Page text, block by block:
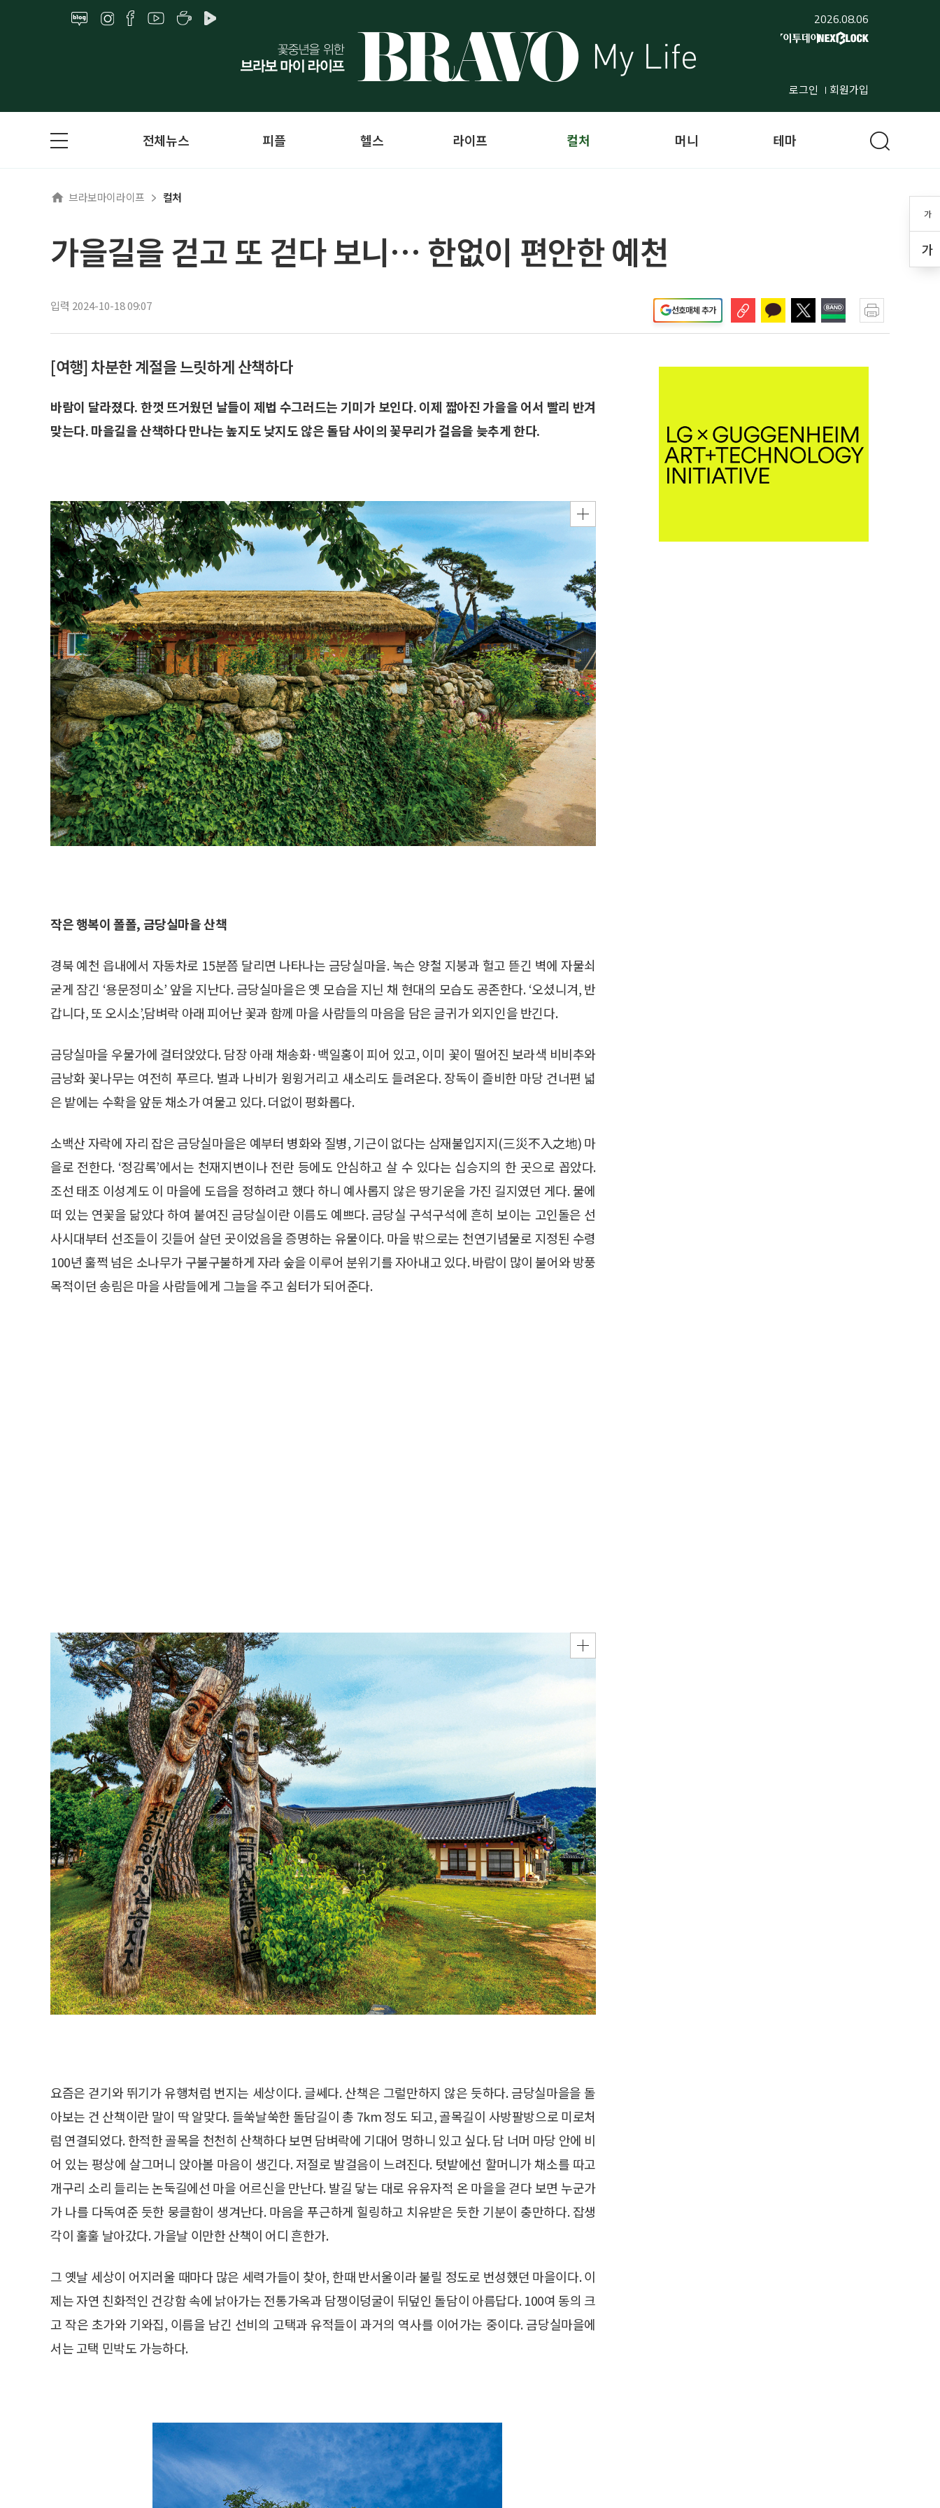
2026.08.06
로그인 회원가입
가
가
전체뉴스 피플 헬스 라이프 컬처 머니 테마
브라보마이라이프 컬처
가을길을 걷고 또 걷다 보니… 한없이 편안한 예천
입력 2024-10-18 09:07 선호매체 추가
[여행] 차분한 계절을 느릿하게 산책하다
바람이 달라졌다. 한껏 뜨거웠던 날들이 제법 수그러드는 기미가 보인다. 이제 짧아진 가을을 어서 빨리 반겨
맞는다. 마을길을 산책하다 만나는 높지도 낮지도 않은 돌담 사이의 꽃무리가 걸음을 늦추게 한다.
작은 행복이 폴폴, 금당실마을 산책
경북 예천 읍내에서 자동차로 15분쯤 달리면 나타나는 금당실마을. 녹슨 양철 지붕과 헐고 뜯긴 벽에 자물쇠
굳게 잠긴 ‘용문정미소’ 앞을 지난다. 금당실마을은 옛 모습을 지닌 채 현대의 모습도 공존한다. ‘오셨니겨, 반
갑니다, 또 오시소’,담벼락 아래 피어난 꽃과 함께 마을 사람들의 마음을 담은 글귀가 외지인을 반긴다.
금당실마을 우물가에 걸터앉았다. 담장 아래 채송화·백일홍이 피어 있고, 이미 꽃이 떨어진 보라색 비비추와
금낭화 꽃나무는 여전히 푸르다. 벌과 나비가 윙윙거리고 새소리도 들려온다. 장독이 즐비한 마당 건너편 넓
은 밭에는 수확을 앞둔 채소가 여물고 있다. 더없이 평화롭다.
소백산 자락에 자리 잡은 금당실마을은 예부터 병화와 질병, 기근이 없다는 삼재불입지지(三災不入之地) 마
을로 전한다. ‘정감록’에서는 천재지변이나 전란 등에도 안심하고 살 수 있다는 십승지의 한 곳으로 꼽았다.
조선 태조 이성계도 이 마을에 도읍을 정하려고 했다 하니 예사롭지 않은 땅기운을 가진 길지였던 게다. 물에
떠 있는 연꽃을 닮았다 하여 붙여진 금당실이란 이름도 예쁘다. 금당실 구석구석에 흔히 보이는 고인돌은 선
사시대부터 선조들이 깃들어 살던 곳이었음을 증명하는 유물이다. 마을 밖으로는 천연기념물로 지정된 수령
100년 훌쩍 넘은 소나무가 구불구불하게 자라 숲을 이루어 분위기를 자아내고 있다. 바람이 많이 불어와 방풍
목적이던 송림은 마을 사람들에게 그늘을 주고 쉼터가 되어준다.
요즘은 걷기와 뛰기가 유행처럼 번지는 세상이다. 글쎄다. 산책은 그럴만하지 않은 듯하다. 금당실마을을 돌
아보는 건 산책이란 말이 딱 알맞다. 들쑥날쑥한 돌담길이 총 7km 정도 되고, 골목길이 사방팔방으로 미로처
럼 연결되었다. 한적한 골목을 천천히 산책하다 보면 담벼락에 기대어 멍하니 있고 싶다. 담 너머 마당 안에 비
어 있는 평상에 살그머니 앉아볼 마음이 생긴다. 저절로 발걸음이 느려진다. 텃밭에선 할머니가 채소를 따고
개구리 소리 들리는 논둑길에선 마을 어르신을 만난다. 발길 닿는 대로 유유자적 온 마을을 걷다 보면 누군가
가 나를 다독여준 듯한 뭉클함이 생겨난다. 마음을 푸근하게 힐링하고 치유받은 듯한 기분이 충만하다. 잡생
각이 훌훌 날아갔다. 가을날 이만한 산책이 어디 흔한가.
그 옛날 세상이 어지러울 때마다 많은 세력가들이 찾아, 한때 반서울이라 불릴 정도로 번성했던 마을이다. 이
제는 자연 친화적인 건강함 속에 낡아가는 전통가옥과 담쟁이덩굴이 뒤덮인 돌담이 아름답다. 100여 동의 크
고 작은 초가와 기와집, 이름을 남긴 선비의 고택과 유적들이 과거의 역사를 이어가는 중이다. 금당실마을에
서는 고택 민박도 가능하다.